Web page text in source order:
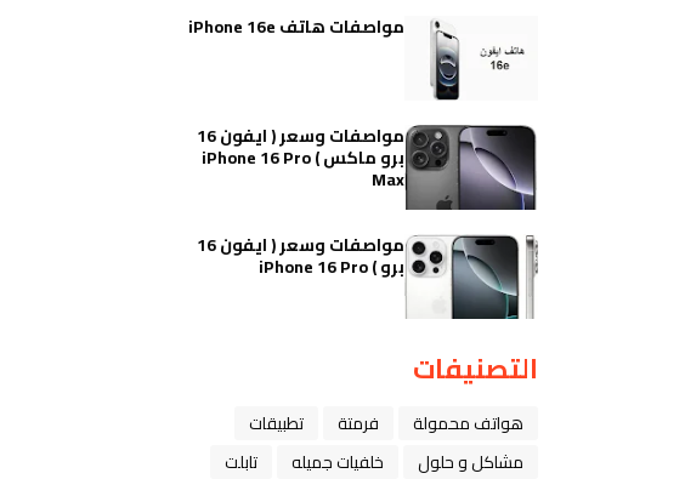
مواصفات هاتف iPhone 16e
مواصفات وسعر ( ايفون 16
برو ماكس ) iPhone 16 Pro
Max
مواصفات وسعر ( ايفون 16
برو ) iPhone 16 Pro
التصنيفات
هواتف محمولة فرمتة
تطبيقات
مشاكل و حلول
خلفيات جميله
تابلت